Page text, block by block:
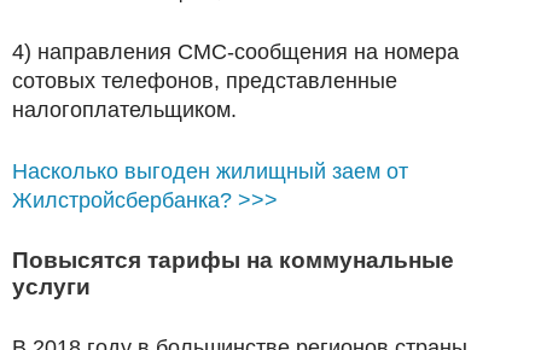
4) направления СМС-сообщения на номера
сотовых телефонов, представленные
налогоплательщиком.
Насколько выгоден жилищный заем от
Жилстройсбербанка? >>>
Повысятся тарифы на коммунальные
услуги